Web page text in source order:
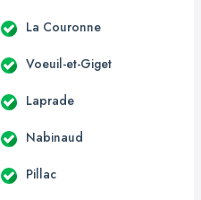
La Couronne
Voeuil-et-Giget
Laprade
Nabinaud
Pillac